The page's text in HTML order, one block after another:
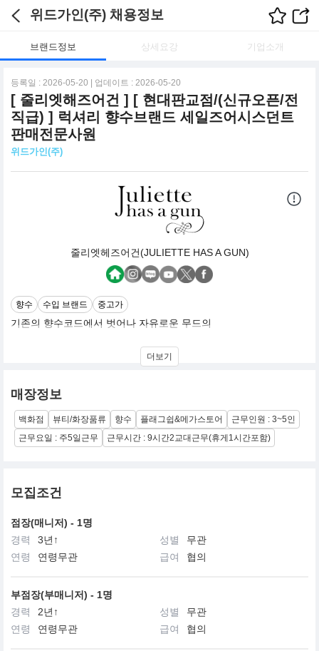
위드가인(주) 채용정보
브랜드정보 상세요강 기업소개
등록일 : 2026-05-20 | 업데이트 : 2026-05-20
[ 줄리엣해즈어건 ] [ 현대판교점/(신규오픈/전
직급) ] 럭셔리 향수브랜드 세일즈어시스던트
판매전문사원
위드가인(주)
줄리엣헤즈어건(JULIETTE HAS A GUN)
향수 수입 브랜드 중고가
기존의 향수코드에서 벗어나 자유로운 무드의
프랑스 니치 향수 NOT A PERFUME
더보기
매장정보
백화점 뷰티/화장품류 향수 플래그쉽&메가스토어
근무인원 : 3~5인
근무요일 : 주5일근무
근무시간 : 9시간2교대근무(휴게1시간포함)
모집조건
점장(매니저) - 1명
경력
3년↑ 성별
무관
연령
연령무관 급여 협의
부점장(부매니저) - 1명
경력
2년↑ 성별
무관
연령
연령무관 급여 협의